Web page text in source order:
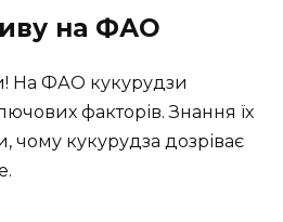
на ФАО
На ФАО кукурудзи
факторів. Знання їх
чому кукурудза дозріває